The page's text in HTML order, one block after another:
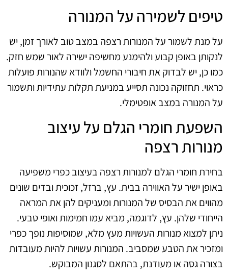
טיפים לשמירה על המנורה
על מנת לשמור על המנורות רצפה במצב טוב לאורך זמן, יש
לנקותן באופן קבוע ולהימנע מחשיפה ישירה לאור שמש חזק.
כמו כן, יש לבדוק את חיבורי החשמל ולוודא שהנורות פועלות
כראוי. תחזוקה נכונה תסייע במניעת תקלות עתידיות ותשמור
על המנורה במצב אופטימלי.
השפעת חומרי הגלם על עיצוב
מנורות רצפה
בחירת חומרי הגלם למנורות רצפה בעיצוב כפרי משפיעה
באופן ישיר על האווירה בבית. עץ, ברזל, זכוכית ובדים שונים
מהווים את הבסיס של המנורות ומעניקים להן את המראה
הייחודי שלהן. עץ, לדוגמה, מביא עמו חמימות ואופי טבעי.
ניתן למצוא מנורות העשויות מעץ מלא, שמוסיפות נופך כפרי
ומזכיר את הטבע שמסביב. המנורות עשויות להיות מעובדות
בצורה גסה או מעודנת, בהתאם לסגנון המבוקש.